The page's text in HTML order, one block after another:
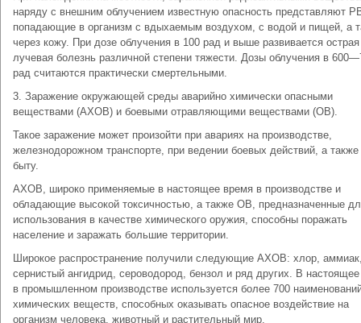
наряду с внешним облучением известную опасность представляют
попадающие в организм с вдыхаемым воздухом, с водой и пищей, а
через кожу. При дозе облучения в 100 рад и выше развивается острая
лучевая болезнь различной степени тяжести. Дозы облучения в
рад считаются практически смертельными.
3. Заражение окружающей среды аварийно химически опасными
веществами (АХОВ) и боевыми отравляющими веществами (ОВ).
Такое заражение может произойти при авариях на производстве,
железнодорожном транспорте, при ведении боевых действий, а также
быту.
АХОВ, широко применяемые в настоящее время в производстве и
обладающие высокой токсичностью, а также ОВ, предназначенные
использования в качестве химического оружия, способны поражать
население и заражать большие территории.
Широкое распространение получили следующие АХОВ: хлор,
сернистый ангидрид, сероводород, бензол и ряд других. В
в промышленном производстве используется более 700
химических веществ, способных оказывать опасное воздействие на
организм человека, животный и растительный мир.